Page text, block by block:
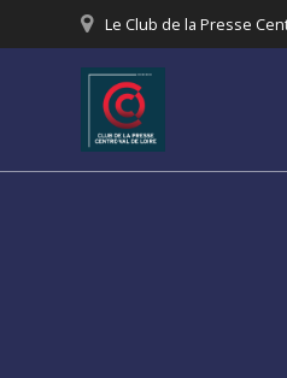
au
Le Club de la Presse